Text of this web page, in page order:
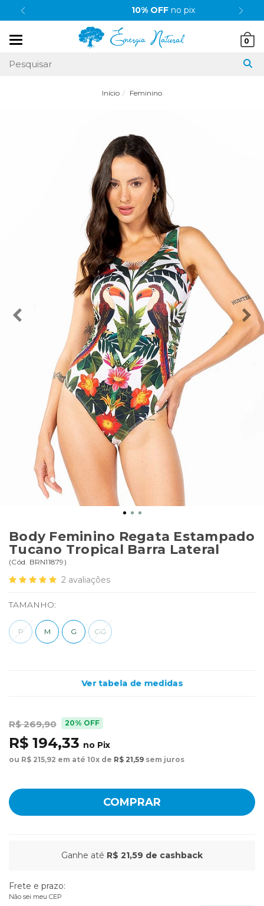
10% OFFno pix
0
Início Feminino
Body Feminino Regata Estampado
Tucano Tropical Barra Lateral
(Cód. BRN11879 )
2 avaliações
TAMANHO:
P M G GG
Ver tabela de medidas
R$ 269,90 20% OFF
R$ 194,33 no Pix
ou R$ 215,92 em até 10x de R$ 21,59 sem juros
COMPRAR
Ganhe até R$ 21,59 de cashback
Frete e prazo:
Não sei meu CEP